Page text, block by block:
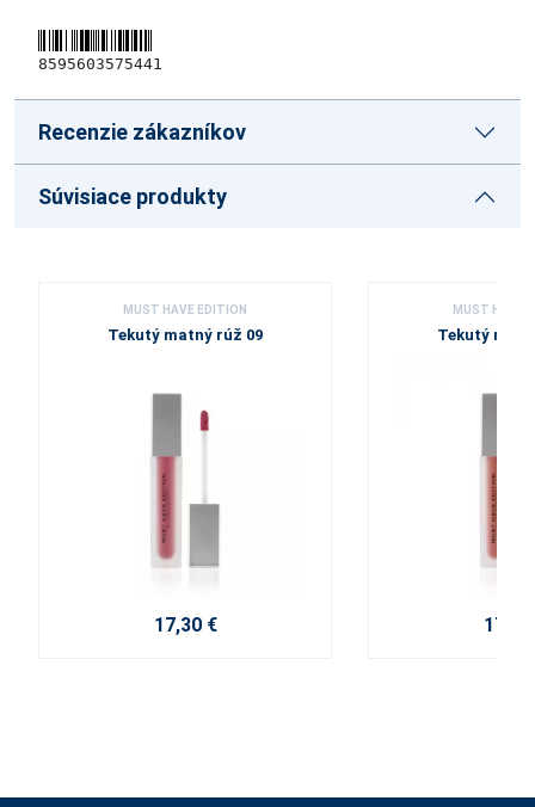
8595603575441
Recenzie zákazníkov
Súvisiace produkty
MUST HAVE EDITION
Tekutý matný rúž 09
17,30 €
MUST HAVE
Tekutý
17,30